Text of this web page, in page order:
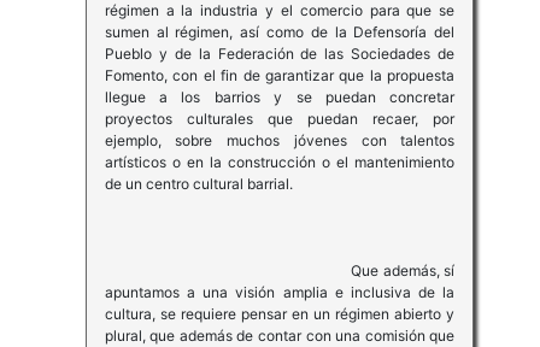
régimen a la industria y el comercio para que se
sumen al régimen, así como de la Defensoría del
Pueblo y de la Federación de las Sociedades de
Fomento, con el fin de garantizar que la propuesta
llegue a los barrios y se puedan concretar
proyectos culturales que puedan recaer, por
ejemplo, sobre muchos jóvenes con talentos
artísticos o en la construcción o el mantenimiento
de un centro cultural barrial.
Que además, sí
apuntamos a una visión amplia e inclusiva de la
cultura, se requiere pensar en un régimen abierto y
plural, que además de contar con una comisión que